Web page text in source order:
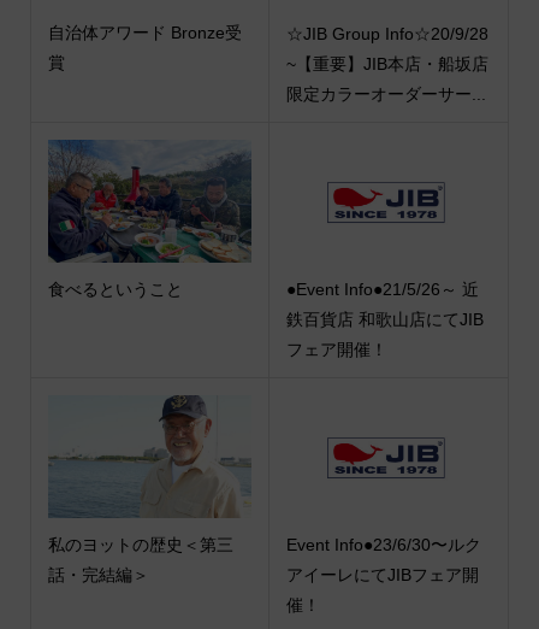
自治体アワード Bronze受
賞
☆JIB Group Info☆20/9/28
~【重要】JIB本店・船坂店
限定カラーオーダーサー...
食べるということ
●Event Info●21/5/26～ 近
鉄百貨店 和歌山店にてJIB
フェア開催！
私のヨットの歴史＜第三
話・完結編＞
Event Info●23/6/30〜ルク
アイーレにてJIBフェア開
催！